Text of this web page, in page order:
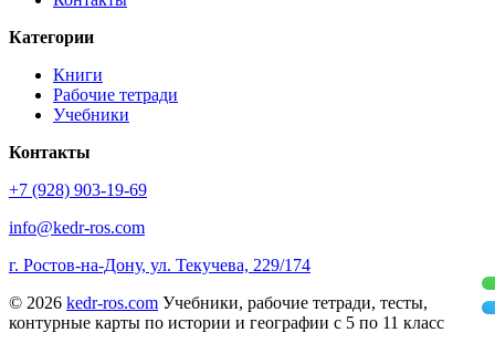
Категории
Книги
Рабочие тетради
Учебники
Контакты
+7 (928) 903-19-69
info@kedr-ros.com
г. Ростов-на-Дону, ул. Текучева, 229/174
© 2026 kedr-ros.com Учебники, рабочие тетради, тесты,
контурные карты по истории и географии с 5 по 11 класс